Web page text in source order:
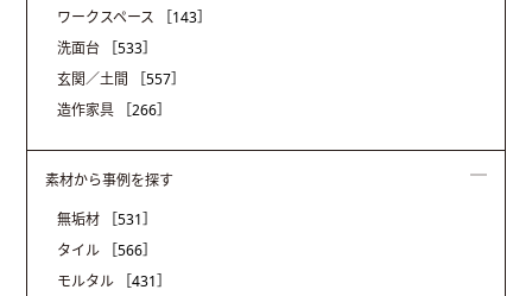
ワークスペース
［143］
洗面台
［533］
玄関／土間
［557］
造作家具
［266］
素材から事例を探す
無垢材
［531］
タイル
［566］
モルタル
［431］